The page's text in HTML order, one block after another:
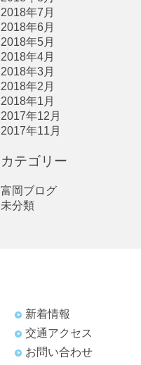
2018年7月
2018年6月
2018年5月
2018年4月
2018年3月
2018年2月
2018年1月
2017年12月
2017年11月
カテゴリー
富岡ブログ
未分類
新着情報
交通アクセス
お問い合わせ